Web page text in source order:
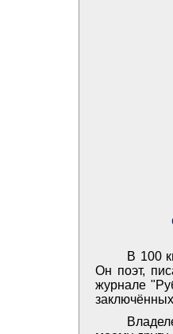
В 100
Он поэт,
журнале